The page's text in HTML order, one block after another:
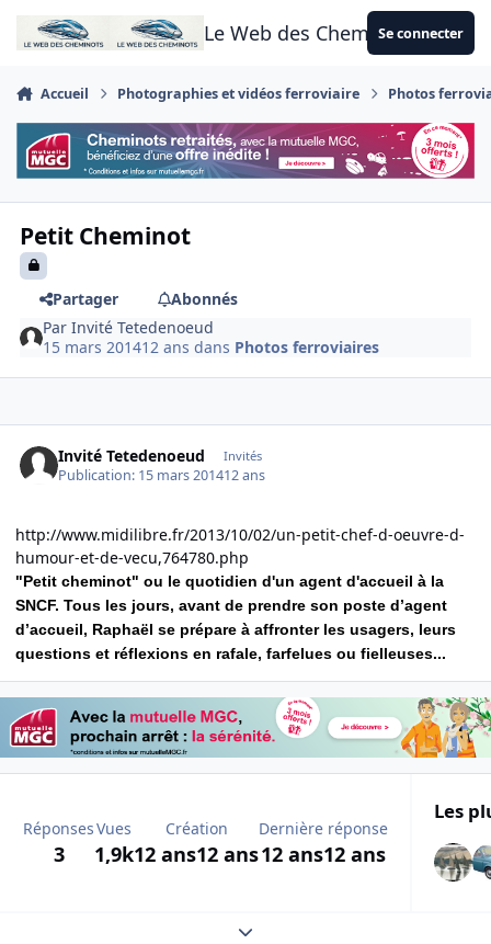
Aller au contenu
Le Web des CheminotsSe connecter
Accueil Photographies et vidéos ferroviaire Photos
Petit Cheminot
Partager
Abonnés
ParInvité Tetedenoeud
15 mars 201412 ans dans Photos ferroviaires
Invité Tetedenoeud Invités
Publication: 15 mars 201412 ans
http://www.midilibre.fr/2013/10/02/un-petit-chef-d-oeuvre-d-
humour-et-de-vecu,764780.php
"Petit cheminot" ou le quotidien d'un agent d'accueil à la
SNCF. Tous les jours, avant de prendre son poste d’agent
d’accueil, Raphaël se prépare à affronter les usagers, leurs
questions et réflexions en rafale, farfelues ou fielleuses...
Réponses
3
Vues
1,9k
Création
12 ans12 ans
Dernière réponse
12 ans12 ans
Les
Expand topic overview